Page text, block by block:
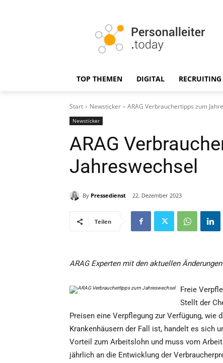
TOP THEMEN DIGITAL RECRUITING
Start Newsticker ARAG Verbrauchertipps zum
Newsticker
ARAG
Jahreswechsel
By Pressedienst 22. Dezember 2023
Teilen
ARAG Experten mit den aktuellen
Freie
Stellt der
Preisen eine Verpflegung zur Verfügung,
Krankenhäusern der Fall ist, handelt es sich
Vorteil zum Arbeitslohn und muss vom
jährlich an die Entwicklung der